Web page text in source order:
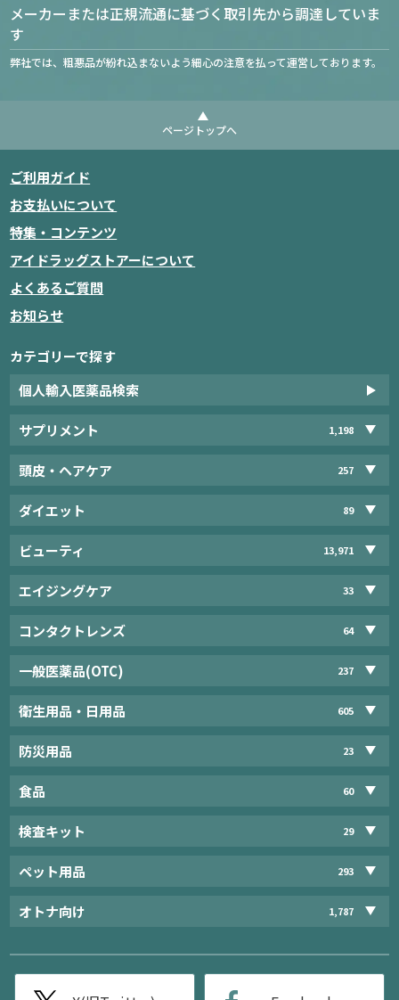
メーカーまたは正規流通に基づく取引先から調達していま
す
弊社では、粗悪品が紛れ込まないよう細心の注意を払って運営しております。
ページトップへ
ご利用ガイド
お支払いについて
特集・コンテンツ
アイドラッグストアーについて
よくあるご質問
お知らせ
カテゴリーで探す
個人輸入医薬品検索
サプリメント 1,198
頭皮・ヘアケア 257
ダイエット 89
ビューティ 13,971
エイジングケア 33
コンタクトレンズ 64
一般医薬品(OTC) 237
衛生用品・日用品 605
防災用品 23
食品 60
検査キット 29
ペット用品 293
オトナ向け 1,787